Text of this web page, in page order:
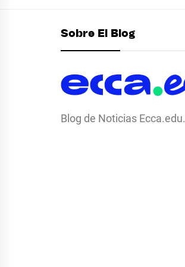
Sobre El Blog
Blog de Noticias Ecca.edu.